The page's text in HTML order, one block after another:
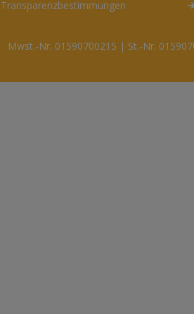
Transparenzbestimmungen
Mwst.-Nr. 01590700215 | St.-Nr.